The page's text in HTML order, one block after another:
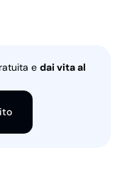
e dai vita al